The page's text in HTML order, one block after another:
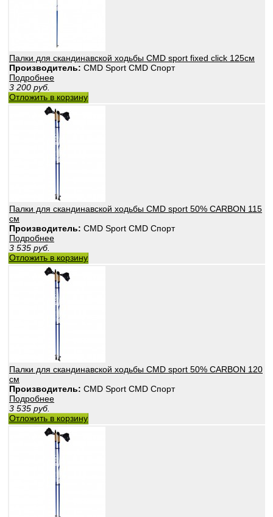
Палки для скандинавской ходьбы CMD sport fixed click 125см
Производитель: CMD Sport CMD Спорт
Подробнее
3 200 руб.
Отложить в корзину
Палки для скандинавской ходьбы CMD sport 50% CARBON 115
см
Производитель: CMD Sport CMD Спорт
Подробнее
3 535 руб.
Отложить в корзину
Палки для скандинавской ходьбы CMD sport 50% CARBON 120
см
Производитель: CMD Sport CMD Спорт
Подробнее
3 535 руб.
Отложить в корзину